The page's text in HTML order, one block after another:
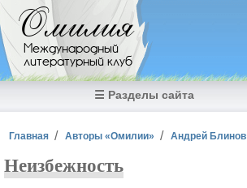
Перейти к основному содержанию
Омилия
Международный
литературный клуб
☰ Разделы сайта
Вы здесь
Главная Авторы «Омилии» Андрей Блинов
Неизбежность